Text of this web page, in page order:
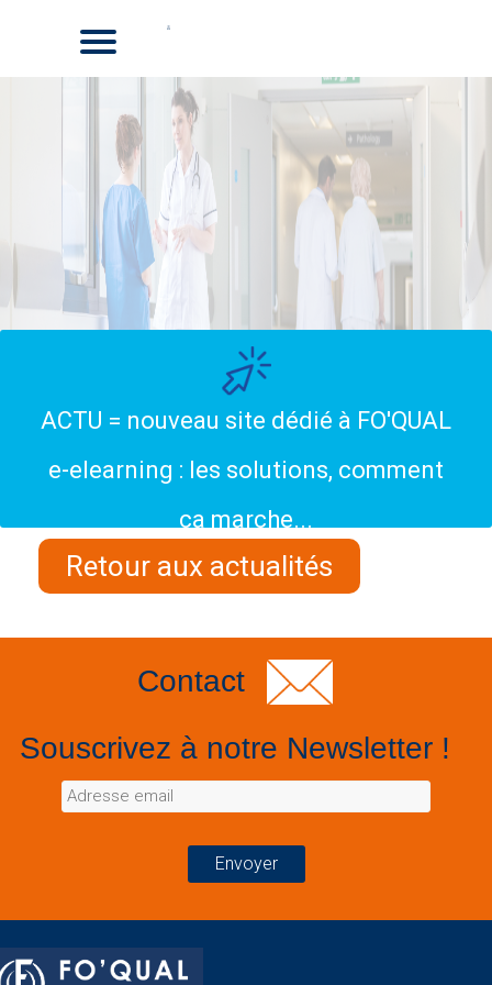
ACTU = nouveau site dédié à FO'QUAL
e-elearning : les solutions, comment
ça marche...
Retour aux actualités
Contact
Souscrivez à notre Newsletter !